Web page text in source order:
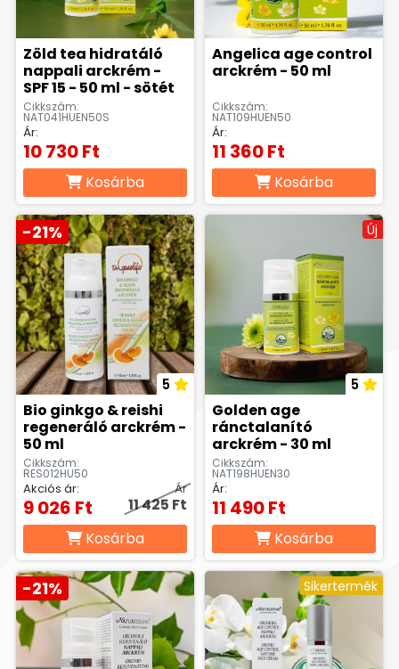
Zöld tea hidratáló
nappali arckrém -
SPF 15 - 50 ml - sötét
Cikkszám:
NAT041HUEN50S
Ár:
10 730 Ft
Kosárba
Angelica age control
arckrém - 50 ml
Cikkszám:
NAT109HUEN50
Ár:
11 360 Ft
Kosárba
-21%
5
Bio ginkgo & reishi
regeneráló arckrém -
50 ml
Cikkszám:
RES012HU50
Akciós ár:
9 026 Ft
Ár
11 425 Ft
Kosárba
Új
5
Golden age
ránctalanító
arckrém - 30 ml
Cikkszám:
NAT198HUEN30
Ár:
11 490 Ft
Kosárba
-21% Sikertermék